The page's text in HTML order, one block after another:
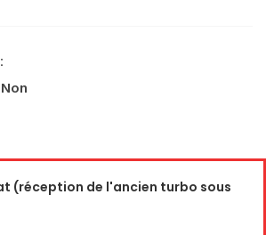
Non
(réception de l'ancien turbo sous